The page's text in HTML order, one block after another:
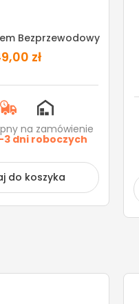
Bezprzewodowy
zł
na zamówienie
3 dni roboczych
do koszyka